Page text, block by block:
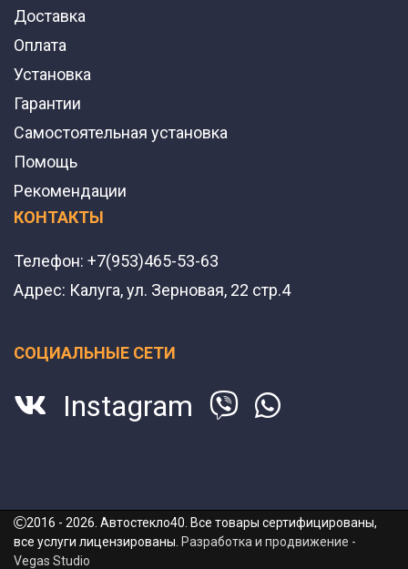
Доставка
Оплата
Установка
Гарантии
Самостоятельная установка
Помощь
Рекомендации
КОНТАКТЫ
Телефон: +7(953)465-53-63
Адрес: Калуга, ул. Зерновая, 22 стр.4
СОЦИАЛЬНЫЕ СЕТИ
Instagram
2016 - 2026. Автостекло40. Все товары сертифицированы,
все услуги лицензированы. Разработка и продвижение -
Vegas Studio